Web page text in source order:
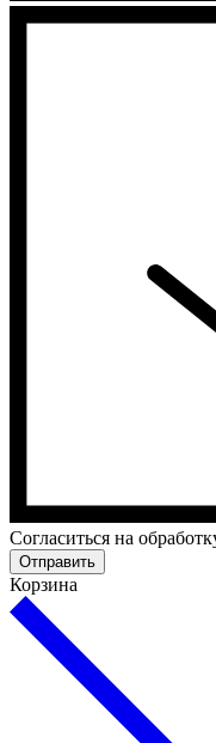
Cогласиться на
Отправить
Корзина